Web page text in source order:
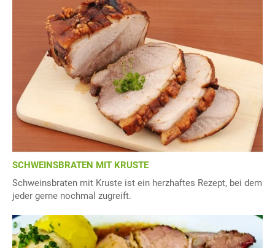
SCHWEINSBRATEN MIT KRUSTE
Schweinsbraten mit Kruste ist ein herzhaftes Rezept, bei dem
jeder gerne nochmal zugreift.